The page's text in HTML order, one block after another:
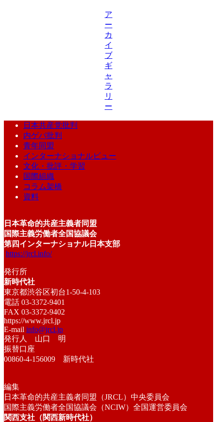
ア
ー
カ
イ
ブ
ギ
ャ
ラ
リ
ー
日本共産党批判
内ゲバ批判
青年同盟
インターナショナルビュー
文化・批評・学習
国際組織
コラム架橋
資料
日本革命的共産主義者同盟
国際主義労働者全国協議会
第四インターナショナル日本支部
https://jrcl.info/
発行所
新時代社
東京都渋谷区初台1-50-4-103
電話 03-3372-9401
FAX 03-3372-9402
https://www.jrcl.jp
E-mail info@jrcl.jp
発行人 山口 明
振替口座
00860-4-156009 新時代社
編集
日本革命的共産主義者同盟（JRCL）中央委員会
国際主義労働者全国協議会（NCIW）全国運営委員会
関西支社（関西新時代社）